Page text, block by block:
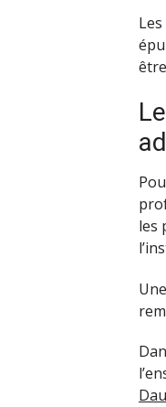
les